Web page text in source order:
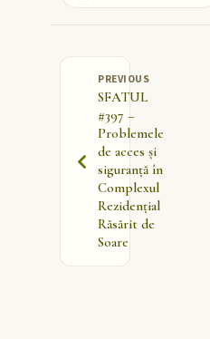
PREVIOUS
SFATUL
#397 –
Problemele
de acces și
siguranță în
Complexul
Rezidențial
Răsărit de
Soare